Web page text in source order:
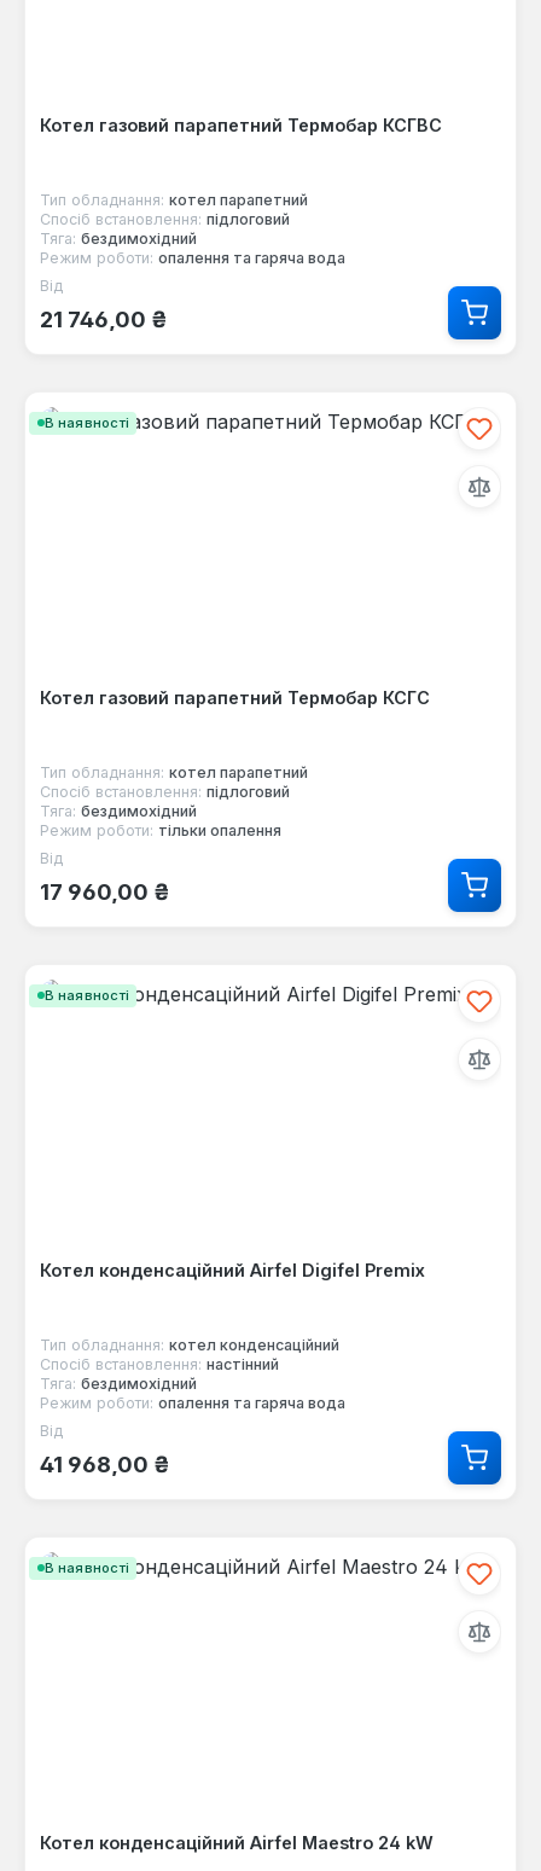
Котел газовий парапетний Термобар КСГВС
Тип обладнання: котел парапетний
Спосіб встановлення: підлоговий
Тяга: бездимохідний
Режим роботи: опалення та гаряча вода
Звичайна ціна:
Від
21 746,00 ₴
В наявності
Котел газовий парапетний Термобар КСГС
Тип обладнання: котел парапетний
Спосіб встановлення: підлоговий
Тяга: бездимохідний
Режим роботи: тільки опалення
Звичайна ціна:
Від
17 960,00 ₴
В наявності
Котел конденсаційний Airfel Digifel Premix
Тип обладнання: котел конденсаційний
Спосіб встановлення: настінний
Тяга: бездимохідний
Режим роботи: опалення та гаряча вода
Звичайна ціна:
Від
41 968,00 ₴
В наявності
Котел конденсаційний Airfel Maestro 24 kW